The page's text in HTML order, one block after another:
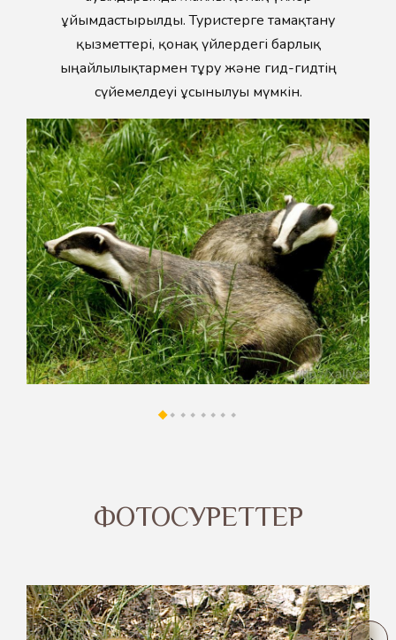
ұйымдастырылды. Туристерге тамақтану
қызметтері, қонақ үйлердегі барлық
ыңғайлылықтармен тұру және гид-гидтің
сүйемелдеуі ұсынылуы мүмкін.
ФОТОСУРЕТТЕР